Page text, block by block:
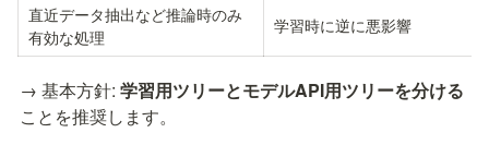
直近データ抽出など推論時のみ
有効な処理
学習時に逆に悪影響
→ 基本方針: 学習用ツリーとモデルAPI用ツリーを分ける
ことを推奨します。